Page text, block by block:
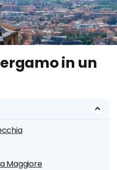
in un
Maggiore